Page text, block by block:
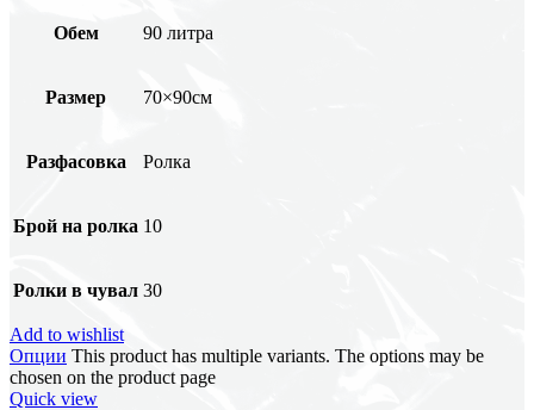
Обем 90 литра
Размер 70×90см
Разфасовка Ролка
Брой на ролка 10
Ролки в чувал 30
Add to wishlist
Опции This product has multiple variants. The options may be
chosen on the product page
Quick view